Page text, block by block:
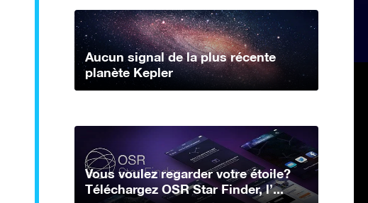
Aucun signal de la plus récente
planète Kepler
Vous voulez regarder votre étoile?
Téléchargez OSR Star Finder, l’...